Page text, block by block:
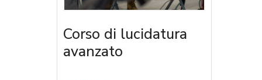
Corso di lucidatura
avanzato